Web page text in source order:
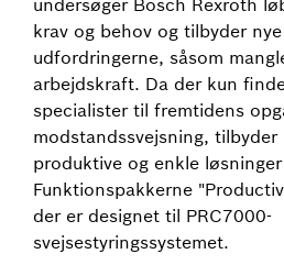
undersøger Bosch Rexroth
krav og behov og tilbyder
udfordringerne, såsom
arbejdskraft. Da der kun
specialister til fremtidens
modstandssvejsning, tilbyder
produktive og enkle
Funktionspakkerne
der er designet til PRC7000-
svejsestyringssystemet.